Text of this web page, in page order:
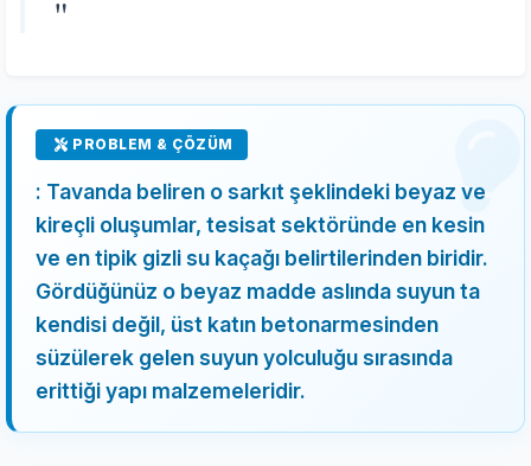
"
PROBLEM & ÇÖZÜM
: Tavanda beliren o sarkıt şeklindeki beyaz ve
kireçli oluşumlar, tesisat sektöründe en kesin
ve en tipik gizli su kaçağı belirtilerinden biridir.
Gördüğünüz o beyaz madde aslında suyun ta
kendisi değil, üst katın betonarmesinden
süzülerek gelen suyun yolculuğu sırasında
erittiği yapı malzemeleridir.